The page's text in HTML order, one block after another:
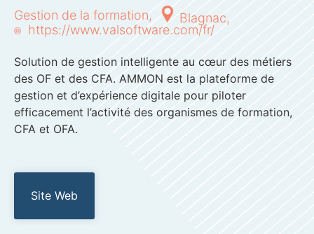
Gestion de la formation,
Blagnac,
https://www.valsoftware.com/fr/
Solution de gestion intelligente au cœur des métiers
des OF et des CFA. AMMON est la plateforme de
gestion et d’expérience digitale pour piloter
efficacement l’activité des organismes de formation,
CFA et OFA.
Site Web